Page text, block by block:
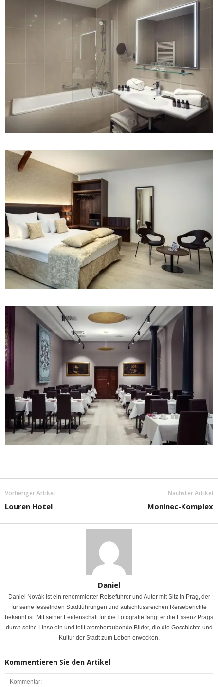
Vorheriger Artikel
Louren Hotel
Nächster Artikel
Monínec-Komplex
Daniel
Daniel Novák ist ein renommierter Reiseführer und Autor mit Sitz in Prag, der
für seine fesselnden Stadtführungen und aufschlussreichen Reiseberichte
bekannt ist. Mit seiner Leidenschaft für die Fotografie fängt er die Essenz Prags
durch seine Linse ein und teilt atemberaubende Bilder, die die Geschichte und
Kultur der Stadt zum Leben erwecken.
Kommentieren Sie den Artikel